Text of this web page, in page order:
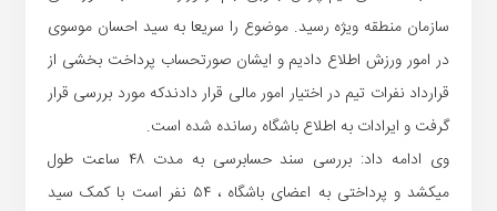
سازمان منطقه ویژه رسید. موضوع را سریعا به سید احسان موسوی
در امور ورزش اطلاع دادیم و ایشان صورتحساب پرداخت بخشی از
قرارداد نفرات تیم در اختیار امور مالی قرار دادندکه مورد بررسی قرار
گرفت و ایرادات به اطلاع باشگاه رسانده شده است.
وی ادامه داد: بررسی سند حسابرسی به مدت ۴۸ ساعت طول
میکشد و پرداختی به اعضای باشگاه ، ۵۴ نفر است با کمک سید